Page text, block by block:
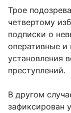
Трое
четвертому
подписки о
оперативные и
установления
преступлений.
В другом
зафиксирован